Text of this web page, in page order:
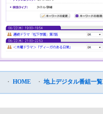
・ HOME ・ 地上デジタル番組一覧